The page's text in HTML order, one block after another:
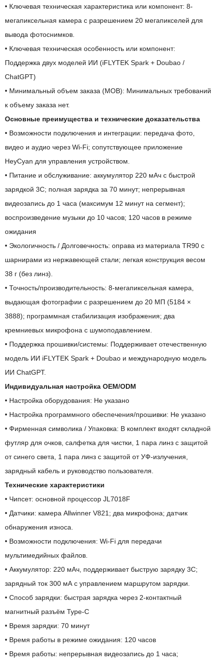
• Ключевая техническая характеристика или компонент: 8-
мегапиксельная камера с разрешением 20 мегапикселей для
вывода фотоснимков.
• Ключевая техническая особенность или компонент:
Поддержка двух моделей ИИ (iFLYTEK Spark + Doubao /
ChatGPT)
• Минимальный объем заказа (МОВ): Минимальных требований
к объему заказа нет.
Основные преимущества и технические доказательства
• Возможности подключения и интеграции: передача фото,
видео и аудио через Wi-Fi; сопутствующее приложение
HeyCyan для управления устройством.
• Питание и обслуживание: аккумулятор 220 мАч с быстрой
зарядкой 3C; полная зарядка за 70 минут; непрерывная
видеозапись до 1 часа (максимум 12 минут на сегмент);
воспроизведение музыки до 10 часов; 120 часов в режиме
ожидания
• Экологичность / Долговечность: оправа из материала TR90 с
шарнирами из нержавеющей стали; легкая конструкция весом
38 г (без линз).
• Точность/производительность: 8-мегапиксельная камера,
выдающая фотографии с разрешением до 20 МП (5184 ×
3888); программная стабилизация изображения; два
кремниевых микрофона с шумоподавлением.
• Поддержка прошивки/системы: Поддерживает отечественную
модель ИИ iFLYTEK Spark + Doubao и международную модель
ИИ ChatGPT.
Индивидуальная настройка OEM/ODM
• Настройка оборудования: Не указано
• Настройка программного обеспечения/прошивки: Не указано
• Фирменная символика / Упаковка: В комплект входят складной
футляр для очков, салфетка для чистки, 1 пара линз с защитой
от синего света, 1 пара линз с защитой от УФ-излучения,
зарядный кабель и руководство пользователя.
Технические характеристики
• Чипсет: основной процессор JL7018F
• Датчики: камера Allwinner V821; два микрофона; датчик
обнаружения износа.
• Возможности подключения: Wi-Fi для передачи
мультимедийных файлов.
• Аккумулятор: 220 мАч, поддерживает быструю зарядку 3C;
зарядный ток 300 мА с управлением маршрутом зарядки.
• Способ зарядки: быстрая зарядка через 2-контактный
магнитный разъём Type-C
• Время зарядки: 70 минут
• Время работы в режиме ожидания: 120 часов
• Время работы: непрерывная видеозапись до 1 часа;